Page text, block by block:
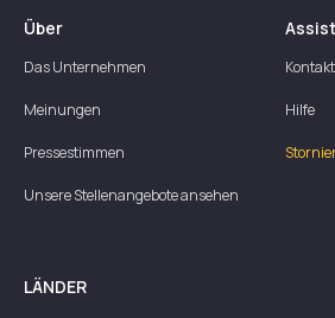
Über
Das Unternehmen
Meinungen
Pressestimmen
Unsere Stellenangebote ansehen
Kontakt
Hilfe
LÄNDER